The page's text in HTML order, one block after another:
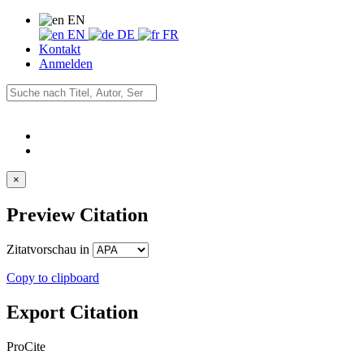
EN
EN
DE
FR
Kontakt
Anmelden
×
Preview Citation
Zitatvorschau in
Copy to clipboard
Export Citation
ProCite